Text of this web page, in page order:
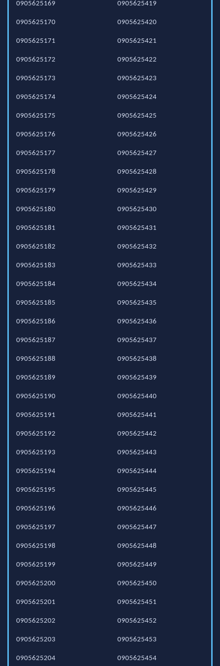
0905625169
0905625170
0905625171
0905625172
0905625173
0905625174
0905625175
0905625176
0905625177
0905625178
0905625179
0905625180
0905625181
0905625182
0905625183
0905625184
0905625185
0905625186
0905625187
0905625188
0905625189
0905625190
0905625191
0905625192
0905625193
0905625194
0905625195
0905625196
0905625197
0905625198
0905625199
0905625200
0905625201
0905625202
0905625203
0905625204
0905625419
0905625420
0905625421
0905625422
0905625423
0905625424
0905625425
0905625426
0905625427
0905625428
0905625429
0905625430
0905625431
0905625432
0905625433
0905625434
0905625435
0905625436
0905625437
0905625438
0905625439
0905625440
0905625441
0905625442
0905625443
0905625444
0905625445
0905625446
0905625447
0905625448
0905625449
0905625450
0905625451
0905625452
0905625453
0905625454